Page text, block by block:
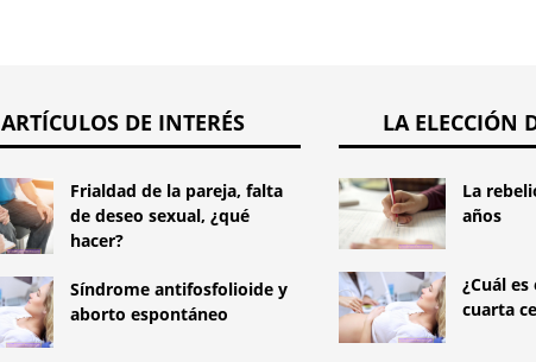
ARTÍCULOS DE INTERÉS
Frialdad de la pareja, falta
de deseo sexual, ¿qué
hacer?
Síndrome antifosfolioide y
aborto espontáneo
LA ELECCIÓN
La
años
¿Cuál
cuarta